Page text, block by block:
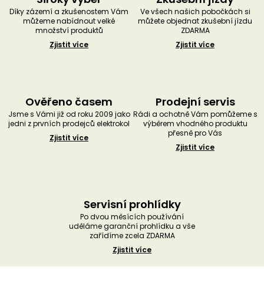
Díky zázemí a zkušenostem Vám
můžeme nabídnout velké
množství produktů
Zjistit více
Ve všech našich pobočkách si
můžete objednat zkušební jízdu
ZDARMA
Zjistit více
Ověřeno časem
Jsme s Vámi již od roku 2009 jako
jedni z prvních prodejců elektrokol
Zjistit více
Prodejní servis
Rádi a ochotně Vám pomůžeme s
výběrem vhodného produktu
přesně pro Vás
Zjistit více
Servisní prohlídky
Po dvou měsících používání
uděláme garanční prohlídku a vše
zařídíme zcela ZDARMA
Zjistit více